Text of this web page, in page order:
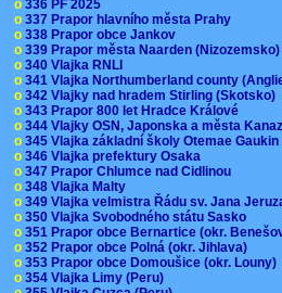
o 336 PF 2025
o 337 Prapor hlavního města Prahy
o 338 Prapor obce Jankov
o 339 Prapor města Naarden
o 340 Vlajka RNLI
o 341 Vlajka Northumberland county
o 342 Vlajky nad hradem Stirling (Skotsko)
o 343 Prapor 800 let Hradce Králové
o 344 Vlajky OSN, Japonska a města
o 345 Vlajka základní školy Otemae
o 346 Vlajka prefektury Osaka
o 347 Prapor Chlumce nad Cidlinou
o 348 Vlajka Malty
o 349 Vlajka velmistra Řádu sv. Jana
o 350 Vlajka Svobodného státu Sasko
o 351 Prapor obce Bernartice (okr.
o 352 Prapor obce Polná (okr. Jihlava)
o 353 Prapor obce Domoušice (okr. Louny)
o 354 Vlajka Limy (Peru)